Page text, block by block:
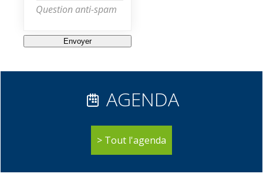
Question anti-spam
AGENDA
Tout l'agenda